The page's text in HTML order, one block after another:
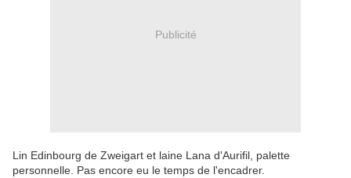
Publicité
Lin Edinbourg de Zweigart et laine Lana d'Aurifil, palette
personnelle. Pas encore eu le temps de l'encadrer.